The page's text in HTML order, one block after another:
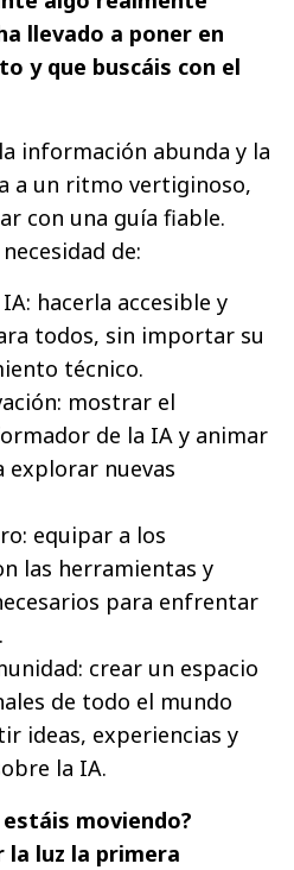
llevado a poner en
y que buscáis con el
información abunda y la
a un ritmo vertiginoso,
con una guía fiable.
de:
hacerla accesible y
todos, sin importar su
técnico.
mostrar el
de la IA y animar
explorar nuevas
equipar a los
las herramientas y
para enfrentar
crear un espacio
de todo el mundo
ideas, experiencias y
la IA.
moviendo?
la luz la primera